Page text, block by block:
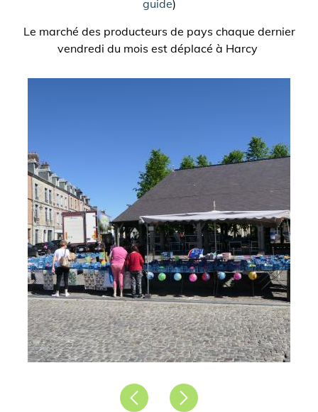
guide)
Le marché des producteurs de pays chaque dernier
vendredi du mois est déplacé à Harcy
PrécédentSuivant